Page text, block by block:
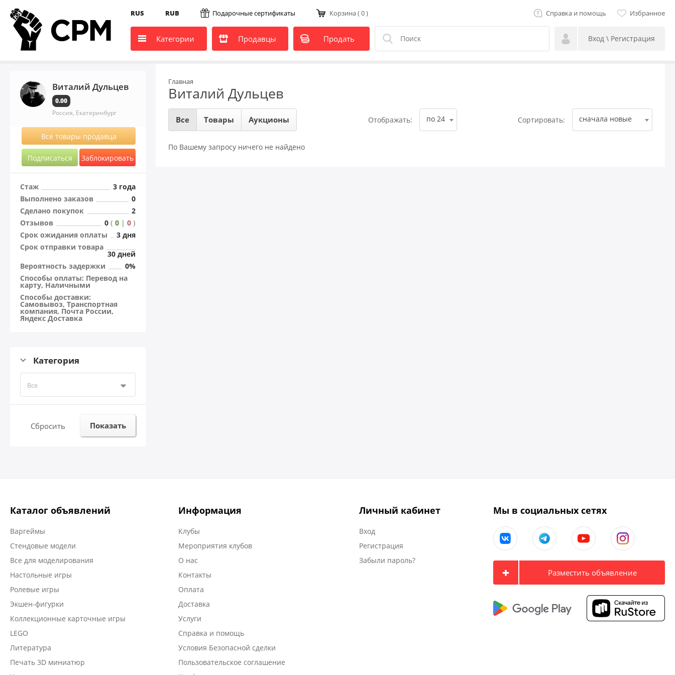
Справка и помощь Избранное
RUS RUB Подарочные сертификаты Корзина( 0 )
Категории Продавцы Продать Вход \ Регистрация
Виталий Дульцев
0.00
Россия, Екатеринбург
Все товары продавца
Подписаться Заблокировать
Стаж
3 года
0
Выполнено заказов
2
Сделано покупок
0 ( 0 | 0 )
Отзывов
Cрок ожидания оплаты
3 дня
Cрок отправки товара
30 дней
0%
Вероятность задержки
Способы оплаты: Перевод на
карту, Наличными
Способы доставки:
Самовывоз, Транспортная
компания, Почта России,
Яндекс Доставка
Категория
Все
Сбросить Показать
Главная
Виталий Дульцев
Все Товары Аукционы Отображать: по 24 Сортировать: сначала новые
По Вашему запросу ничего не найдено
Каталог объявлений
Варгеймы
Стендовые модели
Все для моделирования
Настольные игры
Ролевые игры
Экшен-фигурки
Коллекционные карточные игры
LEGO
Литература
Печать 3D миниатюр
Информация
Клубы
Мероприятия клубов
О нас
Контакты
Оплата
Доставка
Услуги
Справка и помощь
Условия Безопасной сделки
Пользовательское соглашение
Личный кабинет
Вход
Регистрация
Забыли пароль?
Мы в социальных сетях
Разместить объявление